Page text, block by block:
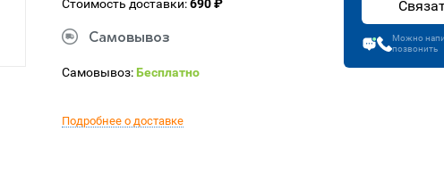
Стоимость доставки:690 ₽
Самовывоз
Самовывоз:Бесплатно
Подробнее о доставке
Можно
позвонить